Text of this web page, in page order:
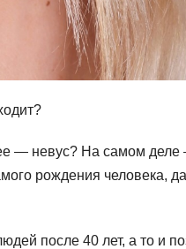
— невус? На самом
рождения человека,
после 40 лет, а то и